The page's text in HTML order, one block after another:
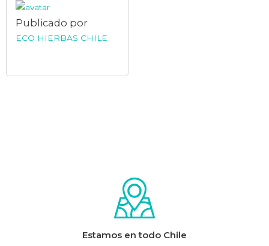
Publicado por
ECO HIERBAS CHILE
Estamos en todo Chile